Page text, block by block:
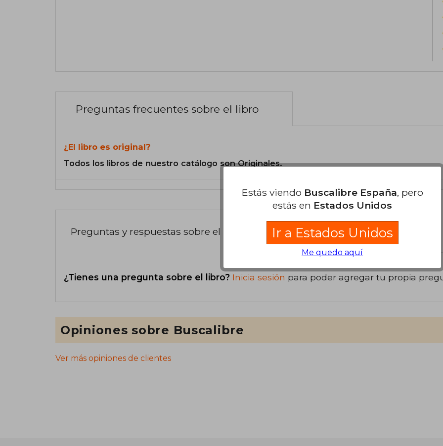
Preguntas frecuentes sobre el libro
¿El libro es original?
Todos los libros de nuestro catálogo son Originales.
Preguntas y respuestas sobre el libro
¿Tienes una pregunta sobre el libro? Inicia sesión para poder agregar tu propia
Opiniones sobre Buscalibre
Ver más opiniones de clientes
Estás viendo Buscalibre España, pero
estás en Estados Unidos
Ir a Estados Unidos
Me quedo aquí